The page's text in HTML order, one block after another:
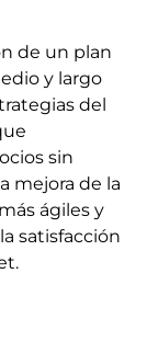
de un plan
y largo
del
sin
mejora de la
ágiles y
satisfacción